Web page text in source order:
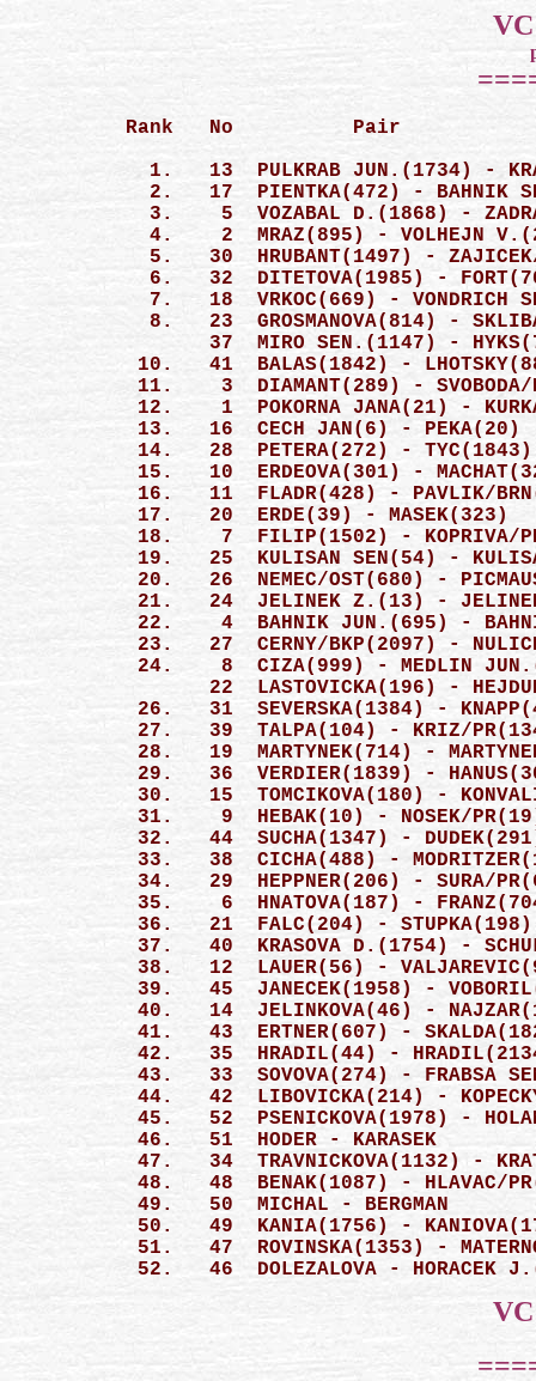
Rank   No          Pair
1.   13  PULKRAB JUN.(1734) -
2.   17  PIENTKA(472) - BAHNIK
3.    5  VOZABAL D.(1868) -
4.    2  MRAZ(895) - VOLHEJN
5.   30  HRUBANT(1497) -
6.   32  DITETOVA(1985) -
7.   18  VRKOC(669) - VONDRICH
8.   23  GROSMANOVA(814) -
37  MIRO SEN.(1147) -
10.   41  BALAS(1842) -
11.    3  DIAMANT(289) -
12.    1  POKORNA JANA(21) -
13.   16  CECH JAN(6) -
14.   28  PETERA(272) -
15.   10  ERDEOVA(301) -
16.   11  FLADR(428) -
17.   20  ERDE(39) -
18.    7  FILIP(1502) -
19.   25  KULISAN SEN(54) -
20.   26  NEMEC/OST(680) -
21.   24  JELINEK Z.(13) -
22.    4  BAHNIK JUN.(695) -
23.   27  CERNY/BKP(2097) -
24.    8  CIZA(999) - MEDLIN
22  LASTOVICKA(196) -
26.   31  SEVERSKA(1384) -
27.   39  TALPA(104) - KRIZ/
28.   19  MARTYNEK(714) -
29.   36  VERDIER(1839) -
30.   15  TOMCIKOVA(180) -
31.    9  HEBAK(10) -
32.   44  SUCHA(1347) -
33.   38  CICHA(488) -
34.   29  HEPPNER(206) -
35.    6  HNATOVA(187) -
36.   21  FALC(204) -
37.   40  KRASOVA D.(1754) -
38.   12  LAUER(56) -
39.   45  JANECEK(1958) -
40.   14  JELINKOVA(46) -
41.   43  ERTNER(607) -
42.   35  HRADIL(44) -
43.   33  SOVOVA(274) -
44.   42  LIBOVICKA(214) -
45.   52  PSENICKOVA(1978)
46.   51  HODER -
47.   34  TRAVNICKOVA(1132) -
48.   48  BENAK(1087) -
49.   50  MICHAL -
50.   49  KANIA(1756) -
51.   47  ROVINSKA(1353) -